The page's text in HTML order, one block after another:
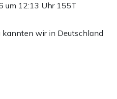
um 12:13 Uhr 155T
wir in Deutschland